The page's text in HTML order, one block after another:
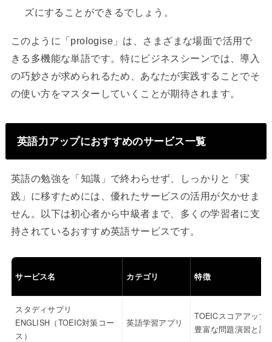
ズにすることができるでしょう。
このように「prologise」は、さまざまな場面で活用で
きる多機能な単語です。特にビジネスシーンでは、導入
の巧妙さが求められるため、あなたが実践することでそ
の使い方をマスターしていくことが期待されます。
英語力アップにおすすめのサービス一覧
英語の勉強を「知識」で終わらせず、しっかりと「実
践」に移すためには、優れたサービスの活用が欠かせま
せん。以下は初心者から中級者まで、多くの学習者に支
持されているおすすめ英語サービスです。
サービス名 カテゴリ 特徴
スタディサプリ
ENGLISH（TOEIC対策コー
ス）
英語学習アプリ
TOEICスコアアップ
豊富な問題演習と講